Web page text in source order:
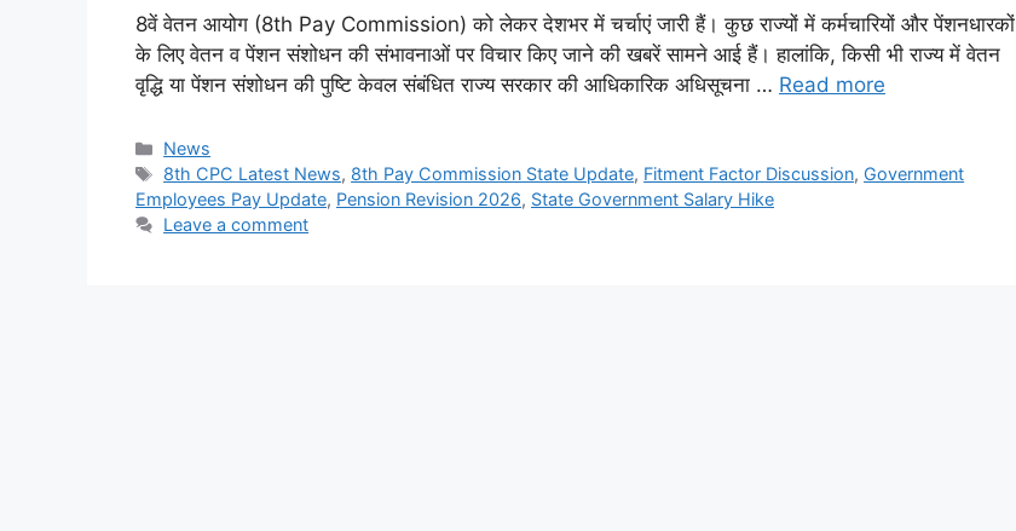
8वें वेतन आयोग (8th Pay Commission) को लेकर देशभर में चर्चाएं जारी हैं। कुछ राज्यों में कर्मचारियों और पेंशनधारकों
के लिए वेतन व पेंशन संशोधन की संभावनाओं पर विचार किए जाने की खबरें सामने आई हैं। हालांकि, किसी भी राज्य में वेतन
वृद्धि या पेंशन संशोधन की पुष्टि केवल संबंधित राज्य सरकार की आधिकारिक अधिसूचना … Read more
Categories
News
Tags
8th CPC Latest News, 8th Pay Commission State Update, Fitment Factor Discussion, Government
Employees Pay Update, Pension Revision 2026, State Government Salary Hike
Leave a comment